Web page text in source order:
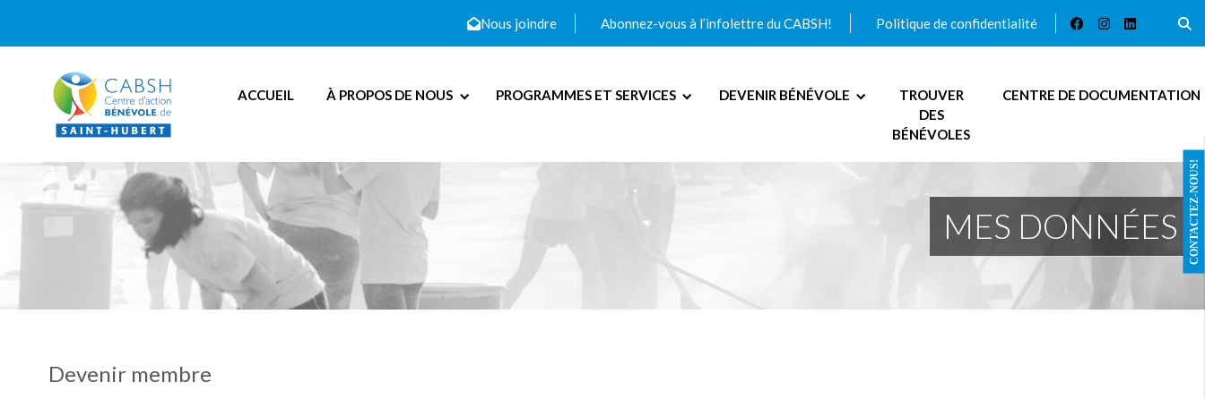
Nous joindre Abonnez-vous à l’infolettre du CABSH! Politique de confidentialité
ACCUEIL À PROPOS DE NOUS PROGRAMMES ET SERVICES DEVENIR BÉNÉVOLE
TROUVER
DES
BÉNÉVOLES
CENTRE DE DOCUMENTATION
CONTACTEZ-NOUS!
MES DONNÉES
Devenir membre